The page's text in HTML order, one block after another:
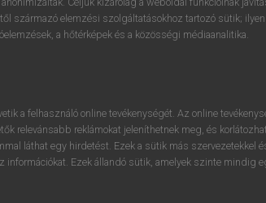
származó elemzési szolgáltatásokhoz tartozó sütik;
a hőtérképek és a közösségi médiaanalitika.
a felhasználó online tevékenységét. Az online
relevánsabb reklámokat jeleníthetnek meg, és
láthat egy hirdetést. Ezek a sütik más szervezetekkel
információkat. Ezek állandó sütik, amelyek szinte mindig
x c v b n m , .